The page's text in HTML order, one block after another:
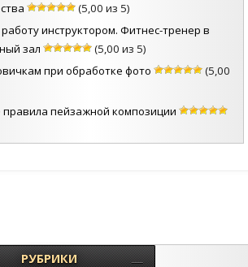
(5,00 из 5)
инструктором. Фитнес-тренер в
зал
(5,00 из 5)
при обработке фото
(5,00
пейзажной композиции
РУБРИКИ